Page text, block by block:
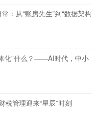
：从“账房先生”到“数据架构
化”什么？——AI时代，中小
税管理迎来“星辰”时刻